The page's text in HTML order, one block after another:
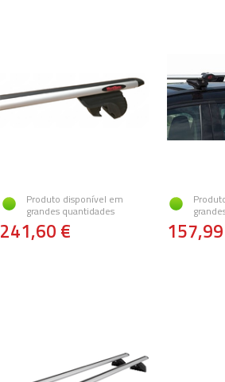
Produto disponível em
grandes quantidades
241,60 €